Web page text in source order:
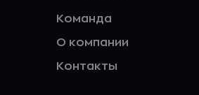
Команда
О компании
Контакты